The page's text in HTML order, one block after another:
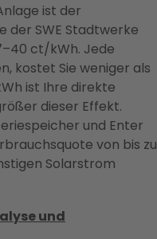
ist der
der SWE Stadtwerke
ct/kWh. Jede
kostet Sie weniger als
ist Ihre direkte
dieser Effekt.
und Enter
von bis zu
Solarstrom
und